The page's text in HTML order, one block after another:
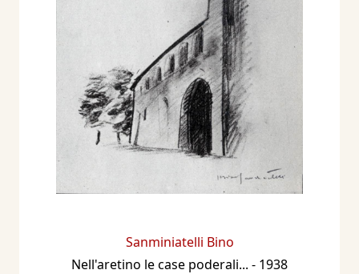
Sanminiatelli Bino
Nell'aretino le case poderali... - 1938